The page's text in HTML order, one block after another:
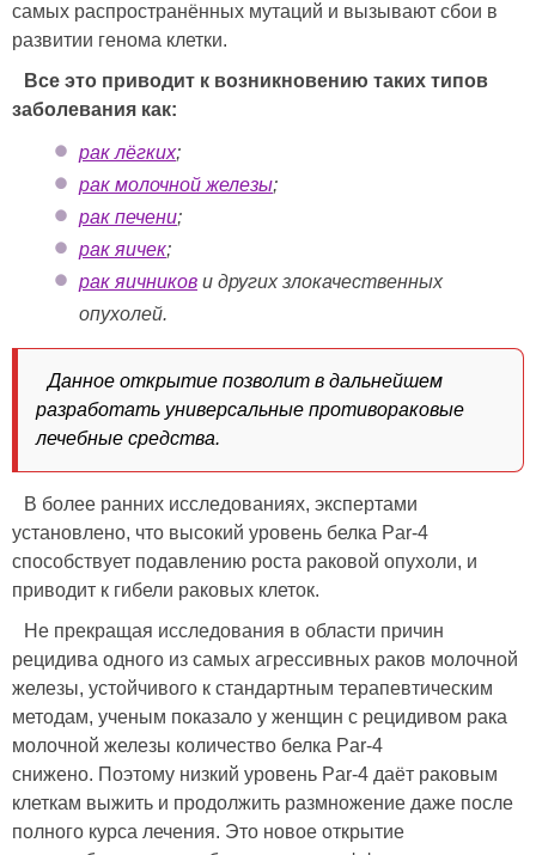
самых распространённых мутаций и вызывают сбои в
развитии генома клетки.
Все это приводит к возникновению таких типов
заболевания как:
рак лёгких;
рак молочной железы;
рак печени;
рак яичек;
рак яичников и других злокачественных
опухолей.
Данное открытие позволит в дальнейшем
разработать универсальные противораковые
лечебные средства.
В более ранних исследованиях, экспертами
установлено, что высокий уровень белка Par-4
способствует подавлению роста раковой опухоли, и
приводит к гибели раковых клеток.
Не прекращая исследования в области причин
рецидива одного из самых агрессивных раков молочной
железы, устойчивого к стандартным терапевтическим
методам, ученым показало у женщин с рецидивом рака
молочной железы количество белка Par-4
снижено. Поэтому низкий уровень Par-4 даёт раковым
клеткам выжить и продолжить размножение даже после
полного курса лечения. Это новое открытие